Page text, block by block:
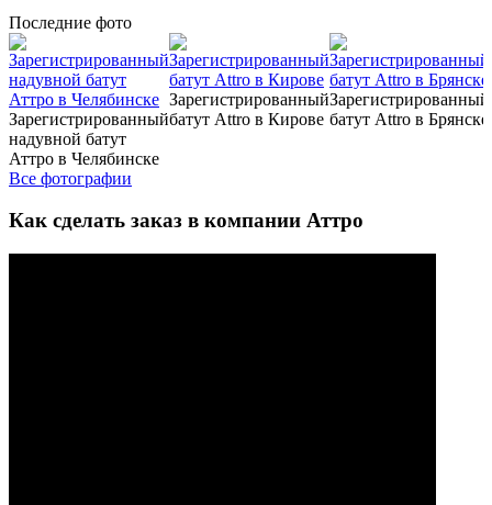
Последние фото
Зарегистрированный
надувной батут
Аттро в Челябинске
Зарегистрированный
батут Attro в Кирове
Зарегистрированный
батут Attro в Брянске
Все фотографии
Как сделать заказ в компании Аттро